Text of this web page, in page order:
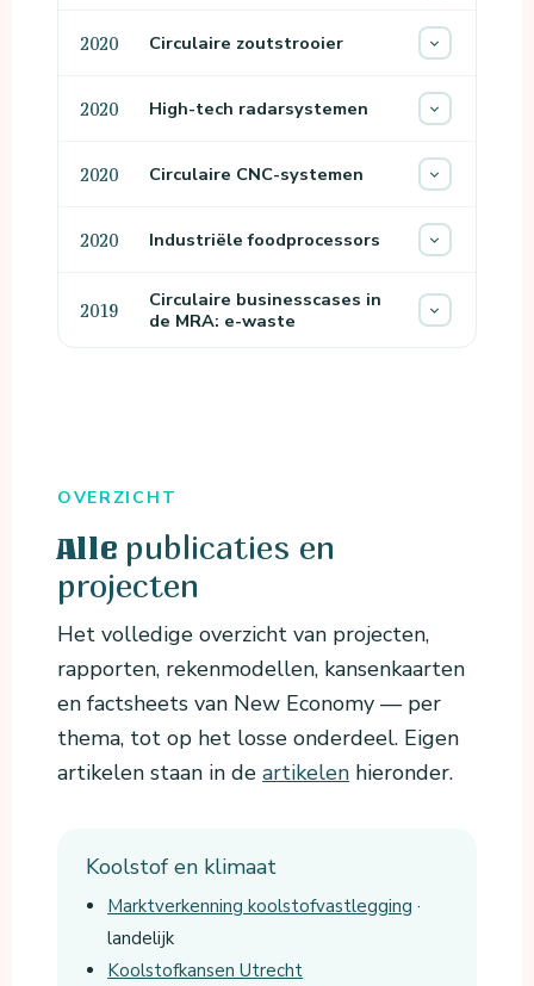
2020 Circulaire zoutstrooier
2020 High-tech radarsystemen
2020 Circulaire CNC-systemen
2020 Industriële foodprocessors
2019
Circulaire businesscases in
de MRA: e-waste
OVERZICHT
Alle publicaties en
projecten
Het volledige overzicht van projecten,
rapporten, rekenmodellen, kansenkaarten
en factsheets van New Economy — per
thema, tot op het losse onderdeel. Eigen
artikelen staan in deartikelen hieronder.
Koolstof en klimaat
Marktverkenning koolstofvastlegging ·
landelijk
Koolstofkansen Utrecht